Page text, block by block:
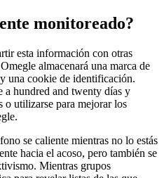
monitoreado?
esta información con otras
almacenará una marca de
una cookie de identificación.
a hundred and twenty días y
o utilizarse para mejorar los
se caliente mientras no lo estás
hacia el acoso, pero también se
Mientras grupos